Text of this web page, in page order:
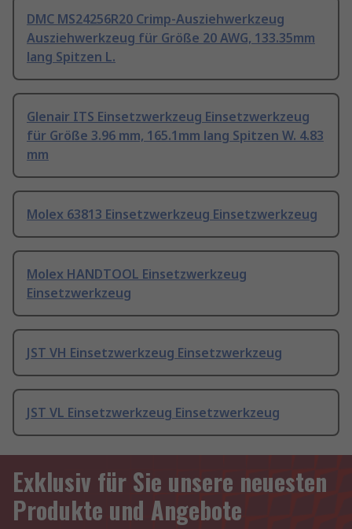
DMC MS24256R20 Crimp-Ausziehwerkzeug
Ausziehwerkzeug für Größe 20 AWG, 133.35mm
lang Spitzen L.
Glenair ITS Einsetzwerkzeug Einsetzwerkzeug
für Größe 3.96 mm, 165.1mm lang Spitzen W. 4.83
mm
Molex 63813 Einsetzwerkzeug Einsetzwerkzeug
Molex HANDTOOL Einsetzwerkzeug
Einsetzwerkzeug
JST VH Einsetzwerkzeug Einsetzwerkzeug
JST VL Einsetzwerkzeug Einsetzwerkzeug
Exklusiv für Sie unsere neuesten
Produkte und Angebote